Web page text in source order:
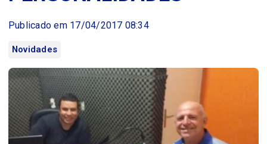
Publicado em 17/04/2017 08:34
Novidades